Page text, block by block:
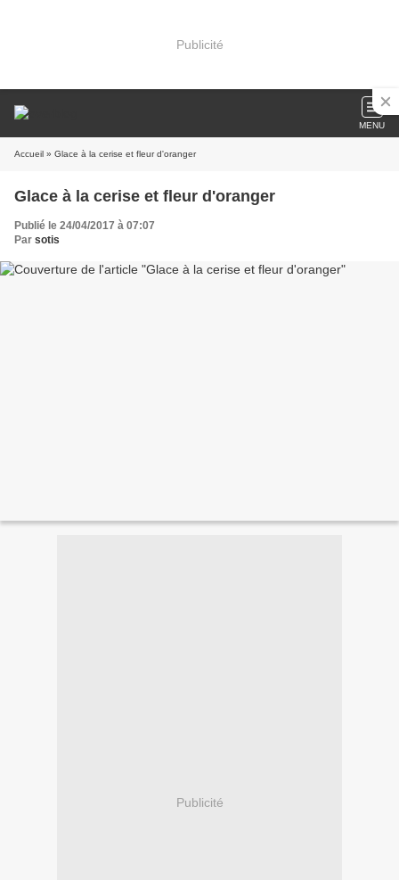
Publicité
MENU
Accueil » Glace à la cerise et fleur d'oranger
Glace à la cerise et fleur d'oranger
Publié le 24/04/2017 à 07:07
Par sotis
Publicité